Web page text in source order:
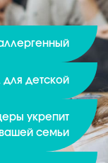
детской
укрепит
семьи